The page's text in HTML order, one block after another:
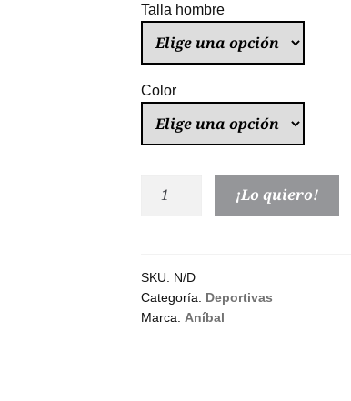
Talla hombre
Color
|
Ultraligera
y
¡Lo quiero!
SKU: N/D
Categoría: Deportivas
Marca: Aníbal